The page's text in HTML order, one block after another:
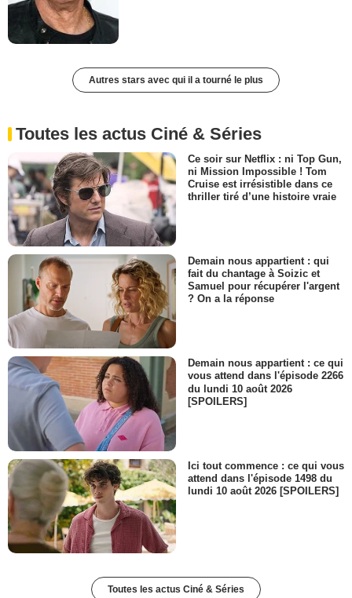
Autres stars avec qui il a tourné le plus
Toutes les actus Ciné & Séries
Ce soir sur Netflix : ni Top Gun,
ni Mission Impossible ! Tom
Cruise est irrésistible dans ce
thriller tiré d’une histoire vraie
Demain nous appartient : qui
fait du chantage à Soizic et
Samuel pour récupérer l'argent
? On a la réponse
Demain nous appartient : ce qui
vous attend dans l'épisode 2266
du lundi 10 août 2026
[SPOILERS]
Ici tout commence : ce qui vous
attend dans l'épisode 1498 du
lundi 10 août 2026 [SPOILERS]
Toutes les actus Ciné & Séries